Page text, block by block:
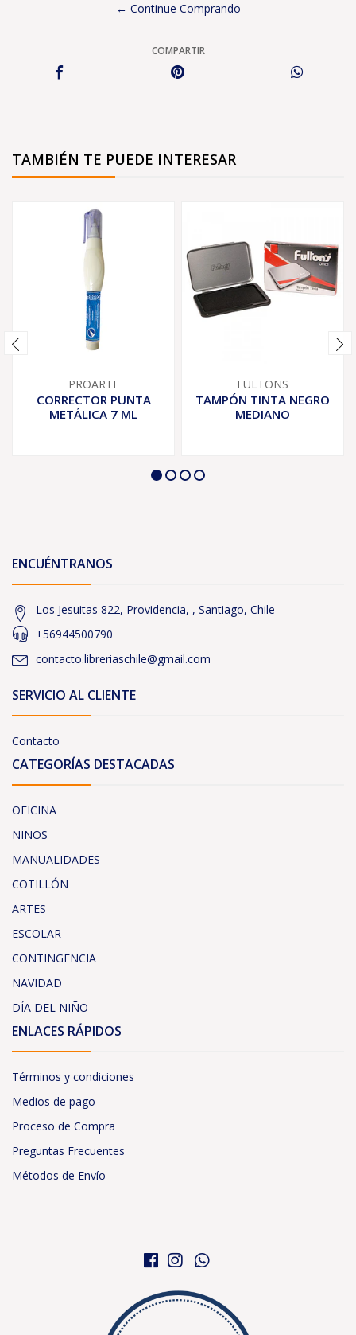
← Continue Comprando
COMPARTIR
TAMBIÉN TE PUEDE INTERESAR
PROARTE
CORRECTOR PUNTA
METÁLICA 7 ML
FULTONS
TAMPÓN TINTA NEGRO
MEDIANO
ENCUÉNTRANOS
Los Jesuitas 822, Providencia, , Santiago, Chile
+56944500790
contacto.libreriaschile@gmail.com
SERVICIO AL CLIENTE
Contacto
CATEGORÍAS DESTACADAS
OFICINA
NIÑOS
MANUALIDADES
COTILLÓN
ARTES
ESCOLAR
CONTINGENCIA
NAVIDAD
DÍA DEL NIÑO
ENLACES RÁPIDOS
Términos y condiciones
Medios de pago
Proceso de Compra
Preguntas Frecuentes
Métodos de Envío